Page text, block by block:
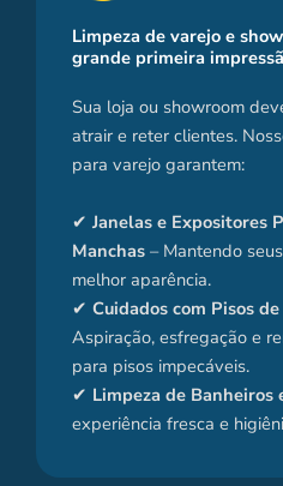
Limpeza de varejo e
grande primeira
Sua loja ou showroom
atrair e reter clientes.
para varejo garantem:
✔ Janelas e Expositores
Manchas – Mantendo
melhor aparência.
✔ Cuidados com Pisos
Aspiração, esfregação e
para pisos impecáveis.
✔ Limpeza de Banheiros
experiência fresca e